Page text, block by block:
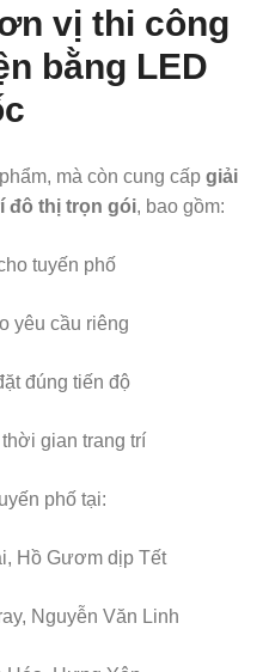
vị thi công
bằng LED
mà còn cung cấp giải
đô thị trọn gói, bao gồm:
tuyến phố
yêu cầu riêng
đúng tiến độ
gian trang trí
phố tại:
Hồ Gươm dịp Tết
Nguyễn Văn Linh